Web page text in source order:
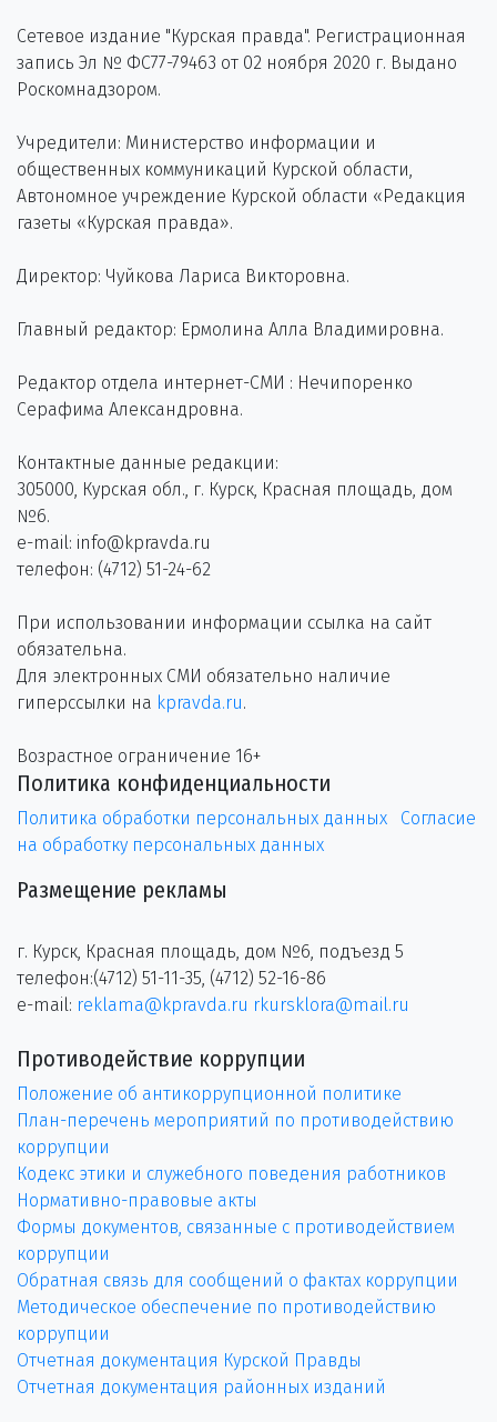
Сетевое издание "Курская правда". Регистрационная
запись Эл № ФС77-79463 от 02 ноября 2020 г. Выдано
Роскомнадзором.
Учредители: Министерство информации и
общественных коммуникаций Курской области,
Автономное учреждение Курской области «Редакция
газеты «Курская правда».
Директор: Чуйкова Лариса Викторовна.
Главный редактор: Ермолина Алла Владимировна.
Редактор отдела интернет-СМИ : Нечипоренко
Серафима Александровна.
Контактные данные редакции:
305000, Курская обл., г. Курск, Красная площадь, дом
№6.
e-mail: info@kpravda.ru
телефон: (4712) 51-24-62
При использовании информации ссылка на сайт
обязательна.
Для электронных СМИ обязательно наличие
гиперссылки на kpravda.ru.
Возрастное ограничение 16+
Политика конфиденциальности
Политика обработки персональных данных
Согласие
на обработку персональных данных
Размещение рекламы
г. Курск, Красная площадь, дом №6, подъезд 5
телефон:(4712) 51-11-35, (4712) 52-16-86
e-mail: reklama@kpravda.ru rkursklora@mail.ru
Противодействие коррупции
Положение об антикоррупционной политике
План-перечень мероприятий по противодействию
коррупции
Кодекс этики и служебного поведения работников
Нормативно-правовые акты
Формы документов, связанные с противодействием
коррупции
Обратная связь для сообщений о фактах коррупции
Методическое обеспечение по противодействию
коррупции
Отчетная документация Курской Правды
Отчетная документация районных изданий